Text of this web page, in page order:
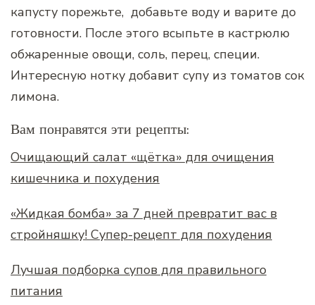
капусту порежьте, добавьте воду и варите до
готовности. После этого всыпьте в кастрюлю
обжаренные овощи, соль, перец, специи.
Интересную нотку добавит супу из томатов сок
лимона.
Вам понравятся эти рецепты:
Очищающий салат «щётка» для очищения
кишечника и похудения
«Жидкая бомба» за 7 дней превратит вас в
стройняшку! Супер-рецепт для похудения
Лучшая подборка супов для правильного
питания